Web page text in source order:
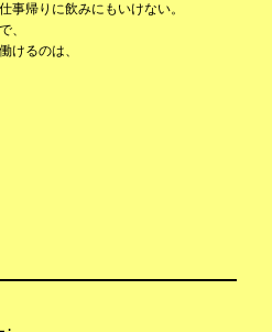
事帰りに飲みにもいけない。
、
けるのは、